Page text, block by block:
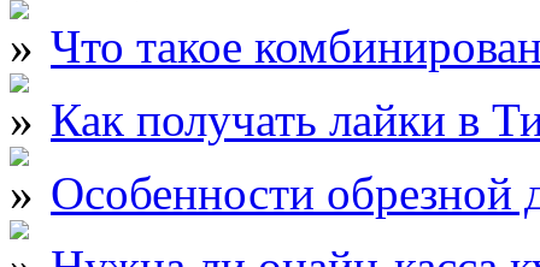
Что такое
Как получать лайки в
Особенности обрезной